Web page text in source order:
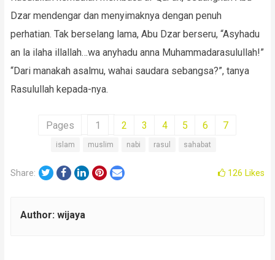
Dzar mendengar dan menyimaknya dengan penuh
perhatian. Tak berselang lama, Abu Dzar berseru, “Asyhadu
an la ilaha illallah…wa anyhadu anna Muhammadarasulullah!”
“Dari manakah asalmu, wahai saudara sebangsa?”, tanya
Rasulullah kepada-nya.
Pages 1 2 3 4 5 6 7
islam muslim nabi rasul sahabat
Share: TwitterFacebook
LinkedIn
Pinterest
Email 126 Likes
Author: wijaya